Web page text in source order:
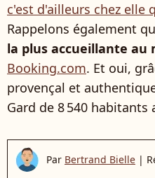
c'est d'ailleurs chez elle
Rappelons également
la plus accueillante au
Booking.com. Et oui,
provençal et
Gard de 8 540
Par Bertrand Bielle |